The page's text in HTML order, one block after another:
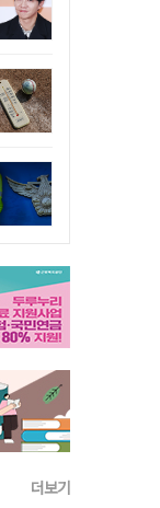
더보기